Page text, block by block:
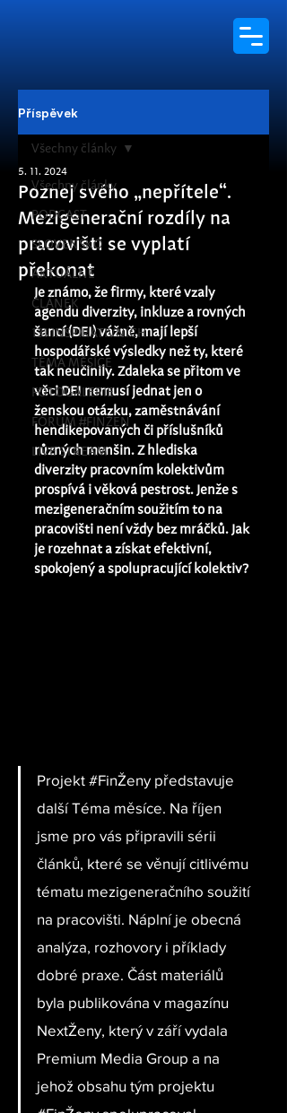
Příspěvek
Všechny články
PODCAST
SLOVENSKO
AKTUÁLNĚ
ČLÁNEK
131 INSPIRATIVNÍCH
TÉMA MĚSÍCE
FOTOGALERIE
FÓRUM #FINŽEN
LIVE STREAM
Všechny články
Poznej svého „nepřítele“.
Mezigenerační rozdíly na
pracovišti se vyplatí
překonat
5. 11. 2024
Je známo, že firmy, které vzaly
agendu diverzity, inkluze a rovných
šancí (DEI) vážně, mají lepší
hospodářské výsledky než ty, které
tak neučinily. Zdaleka se přitom ve
věci DEI nemusí jednat jen o
ženskou otázku, zaměstnávání
hendikepovaných či příslušníků
různých menšin. Z hlediska
diverzity pracovním kolektivům
prospívá i věková pestrost. Jenže s
mezigeneračním soužitím to na
pracovišti není vždy bez mráčků. Jak
je rozehnat a získat efektivní,
spokojený a spolupracující kolektiv?
Projekt #FinŽeny představuje
další Téma měsíce. Na říjen
jsme pro vás připravili sérii
článků, které se věnují citlivému
tématu mezigeneračního soužití
na pracovišti. Náplní je obecná
analýza, rozhovory i příklady
dobré praxe. Část materiálů
byla publikována v magazínu
NextŽeny, který v září vydala
Premium Media Group a na
jehož obsahu tým projektu